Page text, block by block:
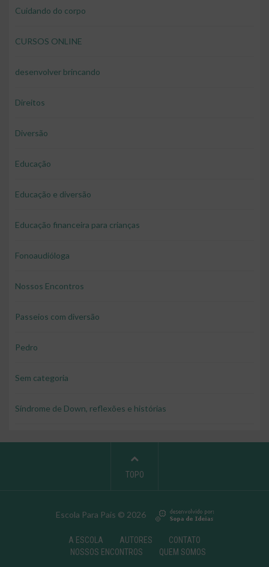
Cuidando do corpo
CURSOS ONLINE
desenvolver brincando
Direitos
Diversão
Educação
Educação e diversão
Educação financeira para crianças
Fonoaudióloga
Nossos Encontros
Passeios com diversão
Pedro
Sem categoria
Síndrome de Down, reflexões e histórias
Escola Para Pais © 2026
A ESCOLA AUTORES
CONTATO
NOSSOS ENCONTROS
QUEM SOMOS
TOPO